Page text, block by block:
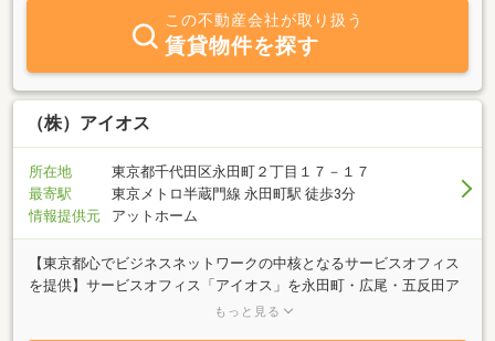
す。 留学や海外からの方も、お気軽にご相談ください。Ｔｈａｎ
ｋ ｙｏｕ for ｃｈｅｃｋｉｎｇ ｏｕｒ ｍｅｓｓａｇｅｓ．
Ｗｅ ｗａｎｔ ｔｏ ｓｅｅ ｙｏｕｒ ｓａｔｉｓｆａｃｔｉ
ｏｎ ｗｈｅｎ ｙｏｕ ｆｏｕｎｄ ｗｈｅｒｅ ｙｏｕ ｌｉ
ｖｅ．
この不動産会社が取り扱う
賃貸物件を探す
（株）アイオス
所在地
東京都千代田区永田町２丁目１７－１７
最寄駅
東京メトロ半蔵門線 永田町駅 徒歩3分
情報提供元
アットホーム
【東京都心でビジネスネットワークの中核となるサービスオフィス
を提供】サービスオフィス「アイオス」を永田町・広尾・五反田ア
ネックス・五反田で4棟・354室を運営。4棟すべて東京都心部。い
もっと見る